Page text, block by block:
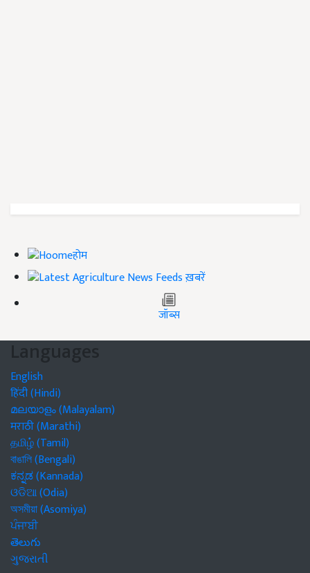
होम
ख़बरें
जॉब्स
Languages
English
हिंदी (Hindi)
മലയാളം (Malayalam)
मराठी (Marathi)
தமிழ் (Tamil)
বাঙালি (Bengali)
ಕನ್ನಡ (Kannada)
ଓଡିଆ (Odia)
অসমীয়া (Asomiya)
ਪੰਜਾਬੀ
తెలుగు
ગુજરાતી